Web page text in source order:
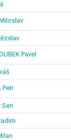
Pavel
Petr
Sen